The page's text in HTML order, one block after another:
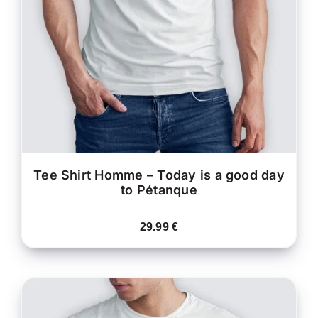
VARIATIONS.
LES
OPTIONS
PEUVENT
ÊTRE
CHOISIES
SUR
LA
PAGE
DU
Tee Shirt Homme – Today is a good day
to Pétanque
29.99€